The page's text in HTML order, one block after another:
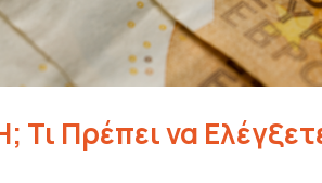
Τι Πρέπει να